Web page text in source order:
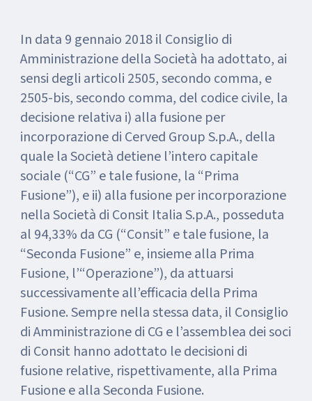
In data 9 gennaio 2018 il Consiglio di
Amministrazione della Società ha adottato, ai
sensi degli articoli 2505, secondo comma, e
2505-bis, secondo comma, del codice civile, la
decisione relativa i) alla fusione per
incorporazione di Cerved Group S.p.A., della
quale la Società detiene l’intero capitale
sociale (“CG” e tale fusione, la “Prima
Fusione”), e ii) alla fusione per incorporazione
nella Società di Consit Italia S.p.A., posseduta
al 94,33% da CG (“Consit” e tale fusione, la
“Seconda Fusione” e, insieme alla Prima
Fusione, l’“Operazione”), da attuarsi
successivamente all’efficacia della Prima
Fusione. Sempre nella stessa data, il Consiglio
di Amministrazione di CG e l’assemblea dei soci
di Consit hanno adottato le decisioni di
fusione relative, rispettivamente, alla Prima
Fusione e alla Seconda Fusione.